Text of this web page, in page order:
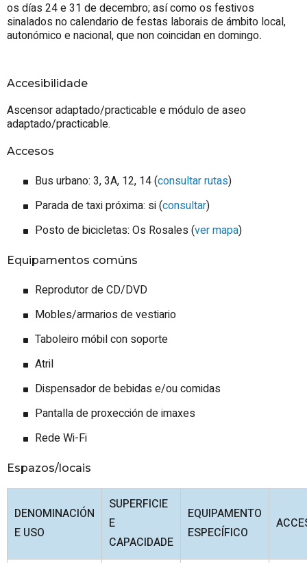
os días 24 e 31 de decembro; así como os festivos
sinalados no calendario de festas laborais de ámbito local,
autonómico e nacional, que non coincidan en domingo.
Accesibilidade
Ascensor adaptado/practicable e módulo de aseo
adaptado/practicable.
Accesos
Bus urbano: 3, 3A, 12, 14 (consultar rutas)
Parada de taxi próxima: si (consultar)
Posto de bicicletas: Os Rosales (ver mapa)
Equipamentos comúns
Reprodutor de CD/DVD
Mobles/armarios de vestiario
Taboleiro móbil con soporte
Atril
Dispensador de bebidas e/ou comidas
Pantalla de proxección de imaxes
Rede Wi-Fi
Espazos/locais
DENOMINACIÓN
E USO
SUPERFICIE
E
CAPACIDADE
EQUIPAMENTO
ESPECÍFICO